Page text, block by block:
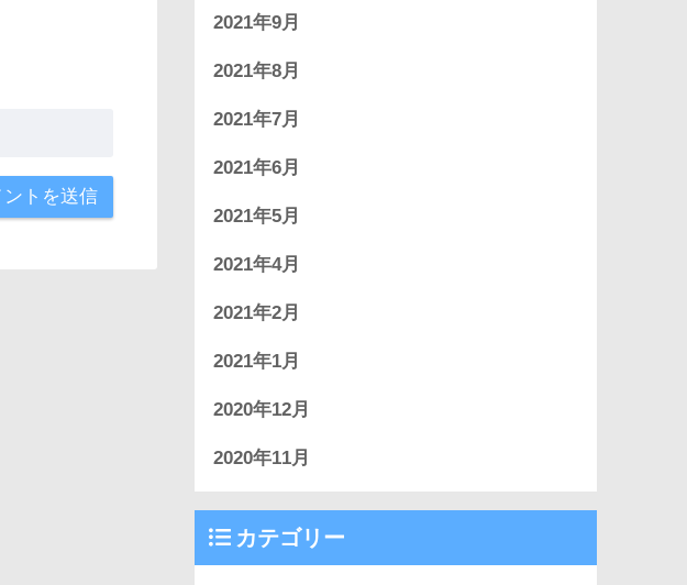
2021年9月
2021年8月
2021年7月
2021年6月
2021年5月
2021年4月
2021年2月
2021年1月
2020年12月
2020年11月
カテゴリー